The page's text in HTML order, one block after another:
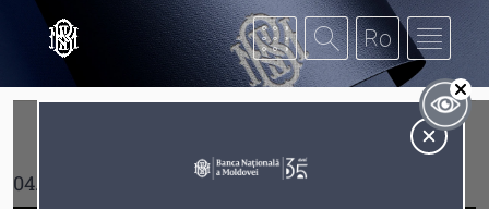
Mergi la conţinutul principal
04.03.2025